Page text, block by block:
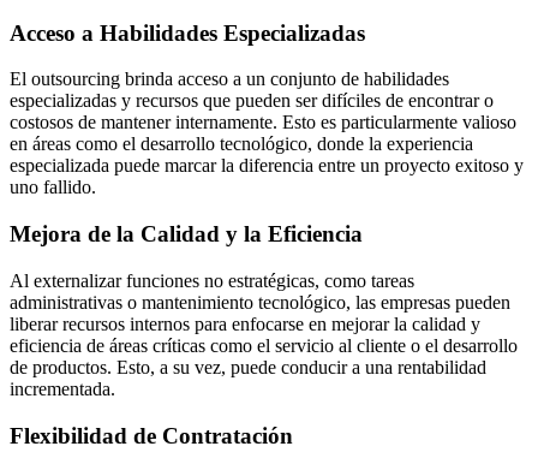
Acceso a Habilidades Especializadas
El outsourcing brinda acceso a un conjunto de habilidades
especializadas y recursos que pueden ser difíciles de encontrar o
costosos de mantener internamente. Esto es particularmente valioso
en áreas como el desarrollo tecnológico, donde la experiencia
especializada puede marcar la diferencia entre un proyecto exitoso y
uno fallido.
Mejora de la Calidad y la Eficiencia
Al externalizar funciones no estratégicas, como tareas
administrativas o mantenimiento tecnológico, las empresas pueden
liberar recursos internos para enfocarse en mejorar la calidad y
eficiencia de áreas críticas como el servicio al cliente o el desarrollo
de productos. Esto, a su vez, puede conducir a una rentabilidad
incrementada.
Flexibilidad de Contratación